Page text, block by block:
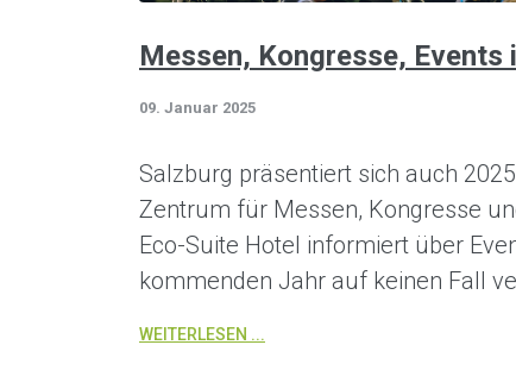
Messen, Kongresse, Events
09. Januar 2025
Salzburg präsentiert sich auch
Zentrum für Messen, Kongresse
Eco-Suite Hotel informiert über
kommenden Jahr auf keinen Fall
WEITERLESEN ...